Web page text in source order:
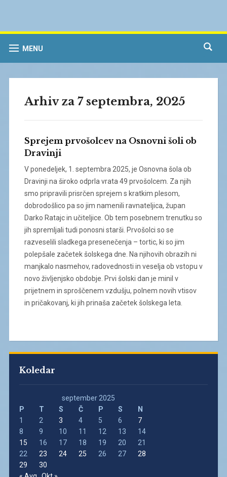
MENU
Koledar
september 2025
P
T S Č P S
N
1
2 3 4 5 6
7
8
9 10 11 12 13
14
15
16 17 18 19 20
21
22
23 24 25 26 27
28
29
30
Arhiv za 7 septembra, 2025
Sprejem prvošolcev na Osnovni šoli ob
Dravinji
V ponedeljek, 1. septembra 2025, je Osnovna šola ob
Dravinji na široko odprla vrata 49 prvošolcem. Za njih
smo pripravili prisrčen sprejem s kratkim plesom,
dobrodošlico pa so jim namenili ravnateljica, župan
Darko Ratajc in učiteljice. Ob tem posebnem trenutku so
jih spremljali tudi ponosni starši. Prvošolci so se
razveselili sladkega presenečenja – tortic, ki so jim
polepšale začetek šolskega dne. Na njihovih obrazih ni
manjkalo nasmehov, radovednosti in veselja ob vstopu v
novo življenjsko obdobje. Prvi šolski dan je minil v
prijetnem in sproščenem vzdušju, polnem novih vtisov
in pričakovanj, ki jih prinaša začetek šolskega leta.